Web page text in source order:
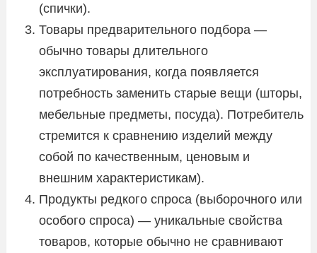
(спички).
Товары предварительного подбора —
обычно товары длительного
эксплуатирования, когда появляется
потребность заменить старые вещи (шторы,
мебельные предметы, посуда). Потребитель
стремится к сравнению изделий между
собой по качественным, ценовым и
внешним характеристикам).
Продукты редкого спроса (выборочного или
особого спроса) — уникальные свойства
товаров, которые обычно не сравнивают